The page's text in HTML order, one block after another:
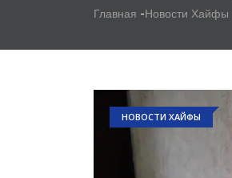
Главная -Новости Хайфы
НОВОСТИ ХАЙФЫ